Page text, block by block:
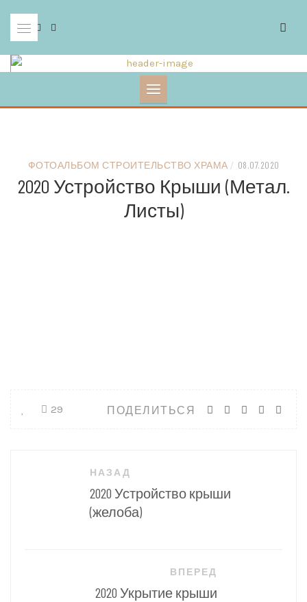
content
ФОТОАЛЬБОМ СТРОИТЕЛЬСТВО ХРАМА / 08.07.2020
2020 Устройство Крыши (метал.
Листы)
ПОДЕЛИТЬСЯ
29
НАЗАД
2020 Устройство крыши
(желоба)
ВПЕРЕД
2020 Укрытие крыши